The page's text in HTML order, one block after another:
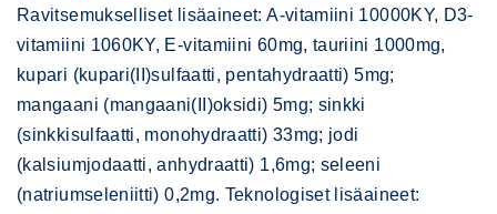
Ravitsemukselliset lisäaineet: A-vitamiini 10000KY, D3-
vitamiini 1060KY, E-vitamiini 60mg, tauriini 1000mg,
kupari (kupari(II)sulfaatti, pentahydraatti) 5mg;
mangaani (mangaani(II)oksidi) 5mg; sinkki
(sinkkisulfaatti, monohydraatti) 33mg; jodi
(kalsiumjodaatti, anhydraatti) 1,6mg; seleeni
(natriumseleniitti) 0,2mg. Teknologiset lisäaineet: